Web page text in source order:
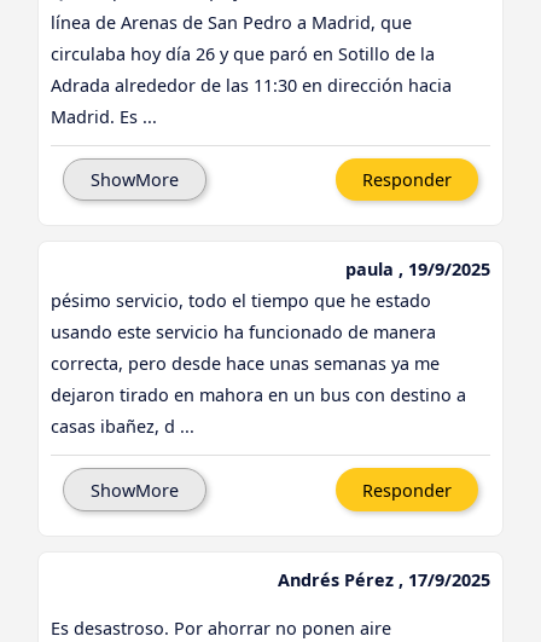
línea de Arenas de San Pedro a Madrid, que
circulaba hoy día 26 y que paró en Sotillo de la
Adrada alrededor de las 11:30 en dirección hacia
Madrid. Es ...
ShowMore Responder
paula , 19/9/2025
pésimo servicio, todo el tiempo que he estado
usando este servicio ha funcionado de manera
correcta, pero desde hace unas semanas ya me
dejaron tirado en mahora en un bus con destino a
casas ibañez, d ...
ShowMore Responder
Andrés Pérez , 17/9/2025
Es desastroso. Por ahorrar no ponen aire